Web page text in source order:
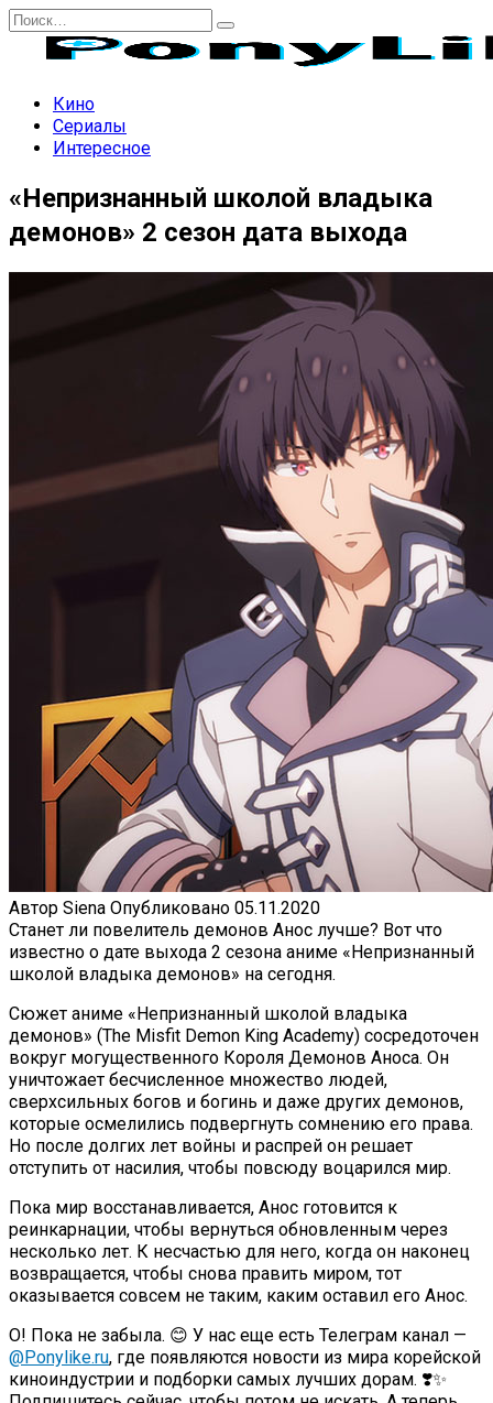
Перейти
содержанию
Search
Кино
Сериалы
Интересное
«Непризнанный школой владыка
демонов» 2 сезон дата выхода
Автор Siena Опубликовано 05.11.2020
Станет ли повелитель демонов Анос лучше? Вот что
известно о дате выхода 2 сезона аниме «Непризнанный
школой владыка демонов» на сегодня.
Сюжет аниме «Непризнанный школой владыка
демонов» (The Misfit Demon King Academy) сосредоточен
вокруг могущественного Короля Демонов Аноса. Он
уничтожает бесчисленное множество людей,
сверхсильных богов и богинь и даже других демонов,
которые осмелились подвергнуть сомнению его права.
Но после долгих лет войны и распрей он решает
отступить от насилия, чтобы повсюду воцарился мир.
Пока мир восстанавливается, Анос готовится к
реинкарнации, чтобы вернуться обновленным через
несколько лет. К несчастью для него, когда он наконец
возвращается, чтобы снова править миром, тот
оказывается совсем не таким, каким оставил его Анос.
О! Пока не забыла. 😊 У нас еще есть Телеграм канал —
@Ponylike.ru, где появляются новости из мира корейской
киноиндустрии и подборки самых лучших дорам. ❣️✨